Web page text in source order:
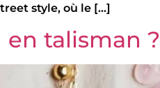
style, où le […]
talisman ?